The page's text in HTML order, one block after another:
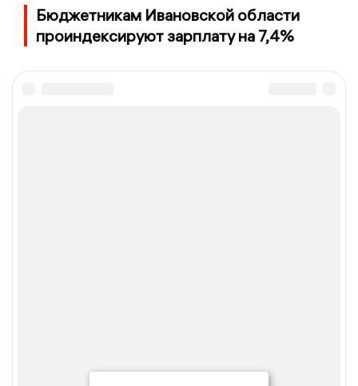
Бюджетникам Ивановской области
проиндексируют зарплату на 7,4%